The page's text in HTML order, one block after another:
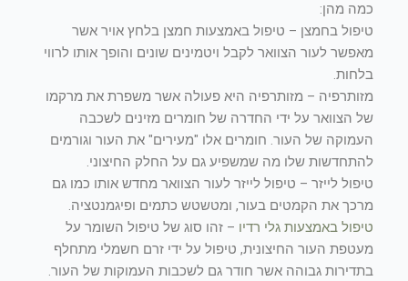
כמה מהן:
טיפול בחמצן – טיפול באמצעות חמצן בלחץ אויר אשר
מאפשר לעור הצוואר לקבל ויטמינים שונים והופך אותו לרווי
בלחות.
מזותרפיה – מזותרפיה היא פעולה אשר משפרת את מרקמו
של הצוואר על ידי החדרה של חומרים מזינים לשכבה
העמוקה של העור. חומרים אלו "מעירים" את העור וגורמים
להתחדשות שלו מה שמשפיע גם על החלק החיצוני.
טיפול לייזר – טיפול לייזר לעור הצוואר מחדש אותו כמו גם
מרכך את הקמטים בעור, ומטשטש כתמים ופיגמנטציה.
טיפול באמצעות גלי רדיו – זהו סוג של טיפול השומר על
מעטפת העור החיצונית, טיפול על ידי זרם חשמלי מתחלף
בתדירות גבוהה אשר חודר גם לשכבות העמוקות של העור.